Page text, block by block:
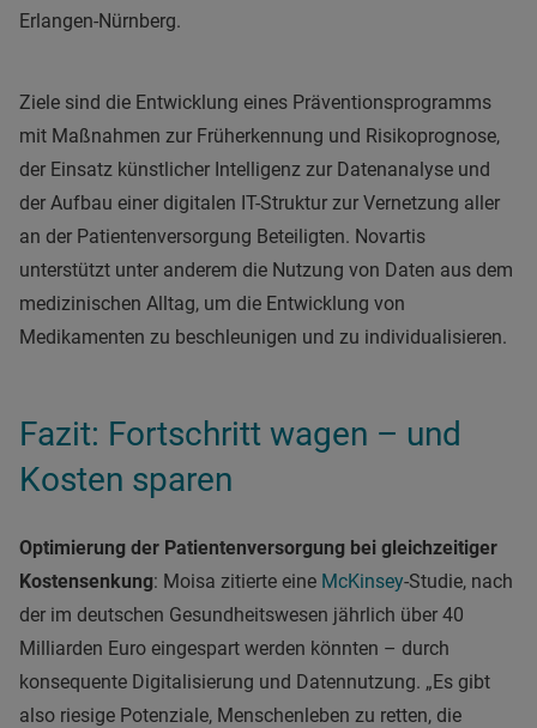
Erlangen-Nürnberg.
Ziele sind die Entwicklung eines Präventionsprogramms
mit Maßnahmen zur Früherkennung und Risikoprognose,
der Einsatz künstlicher Intelligenz zur Datenanalyse und
der Aufbau einer digitalen IT-Struktur zur Vernetzung aller
an der Patientenversorgung Beteiligten. Novartis
unterstützt unter anderem die Nutzung von Daten aus dem
medizinischen Alltag, um die Entwicklung von
Medikamenten zu beschleunigen und zu individualisieren.
Fazit: Fortschritt wagen – und
Kosten sparen
Optimierung der Patientenversorgung bei gleichzeitiger
Kostensenkung: Moisa zitierte eine McKinsey-Studie, nach
der im deutschen Gesundheitswesen jährlich über 40
Milliarden Euro eingespart werden könnten – durch
konsequente Digitalisierung und Datennutzung. „Es gibt
also riesige Potenziale, Menschenleben zu retten, die